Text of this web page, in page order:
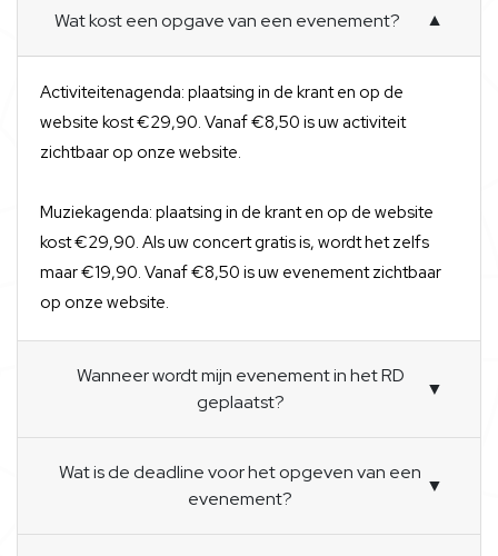
Wat kost een opgave van een evenement? ▼
Activiteitenagenda: plaatsing in de krant en op de
website kost €29,90. Vanaf €8,50 is uw activiteit
zichtbaar op onze website.
Muziekagenda: plaatsing in de krant en op de website
kost €29,90. Als uw concert gratis is, wordt het zelfs
maar €19,90. Vanaf €8,50 is uw evenement zichtbaar
op onze website.
Wanneer wordt mijn evenement in het RD
geplaatst?
▼
Wat is de deadline voor het opgeven van een
evenement?
▼